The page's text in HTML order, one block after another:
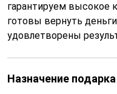
гарантируем высокое
готовы вернуть
удовлетворены
Назначение подарка